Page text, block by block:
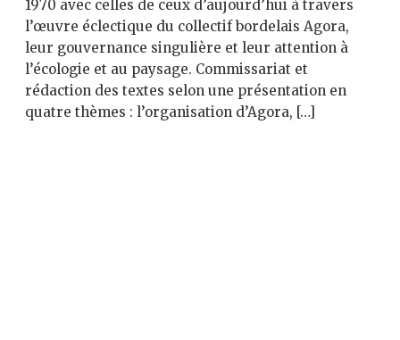
1970 avec celles de ceux d’aujourd’hui à travers
l’œuvre éclectique du collectif bordelais Agora,
leur gouvernance singulière et leur attention à
l’écologie et au paysage. Commissariat et
rédaction des textes selon une présentation en
quatre thèmes : l’organisation d’Agora, […]